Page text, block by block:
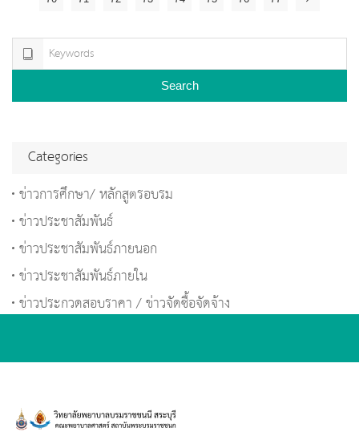
Search
Categories
ข่าวการศึกษา/ หลักสูตรอบรม
ข่าวประชาสัมพันธ์
ข่าวประชาสัมพันธ์ภายนอก
ข่าวประชาสัมพันธ์ภายใน
ข่าวประกวดสอบราคา / ข่าวจัดซื้อจัดจ้าง